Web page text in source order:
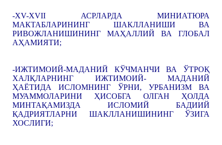
-XV-XVII АСРЛАРДА МИНИАТЮРА
МАКТАБЛАРИНИНГ ШАКЛЛАНИШИ ВА
РИВОЖЛАНИШИНИНГ МАҲАЛЛИЙ ВА ГЛОБАЛ
АҲАМИЯТИ;
-ИЖТИМОИЙ-МАДАНИЙ КЎЧМАНЧИ ВА ЎТРОҚ
ХАЛҚЛАРНИНГ ИЖТИМОИЙ- МАДАНИЙ
ҲАЁТИДА ИСЛОМНИНГ ЎРНИ, УРБАНИЗМ ВА
МУАММОЛАРИНИ ҲИСОБГА ОЛГАН ҲОЛДА
МИНТАҚАМИЗДА ИСЛОМИЙ БАДИИЙ
ҚАДРИЯТЛАРНИ ШАКЛЛАНИШИНИНГ ЎЗИГА
ХОСЛИГИ;